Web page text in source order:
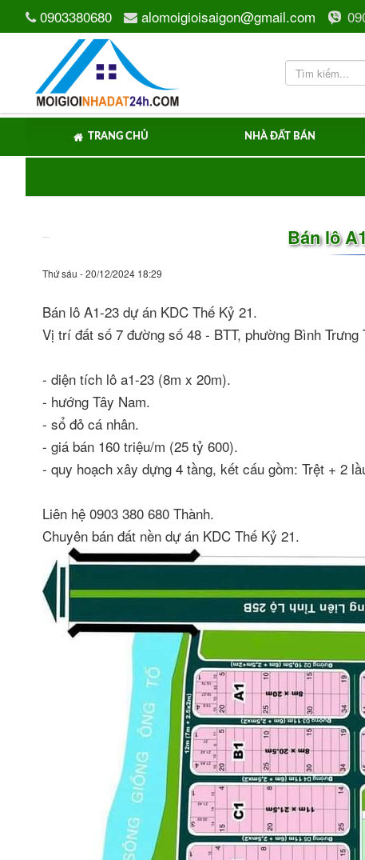
0903380680 alomoigioisaigon@gmail.com
TRANG CHỦ NHÀ ĐẤT BÁN
Bán lô
Thứ sáu - 20/12/2024 18:29
Bán lô A1-23 dự án KDC Thế Kỷ 21.
Vị trí đất số 7 đường số 48 - BTT, phường Bình Trưng
- diện tích lô a1-23 (8m x 20m).
- hướng Tây Nam.
- sổ đỏ cá nhân.
- giá bán 160 triệu/m (25 tỷ 600).
- quy hoạch xây dựng 4 tầng, kết cấu gồm: Trệt + 2
Liên hệ 0903 380 680 Thành.
Chuyên bán đất nền dự án KDC Thế Kỷ 21.